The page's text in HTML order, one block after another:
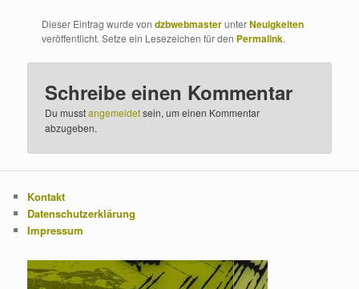
Dieser Eintrag wurde von dzbwebmasterunterNeuigkeiten
veröffentlicht. Setze ein Lesezeichen für den Permalink.
Schreibe einen Kommentar
Du musstangemeldetsein, um einen Kommentar
abzugeben.
Kontakt
Datenschutzerklärung
Impressum